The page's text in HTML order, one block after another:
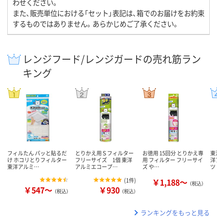
わせください。
また、販売単位における「セット」表記は、箱でのお届けをお約束
するものではありません。あらかじめご了承ください。
レンジフード/レンジガードの売れ筋ラン
キング
フィルたん パッと貼るだ
け ホコリとりフィルター
東洋アルミ…
￥547～ （税込）
とりかえ用Ｓフィルター
フリーサイズ 1個 東洋
アルミエコープ…
(1件)
￥930 （税込）
お徳用 15回分 とりかえ専
用 フィルター フリーサイ
ズ や…
￥1,188～ （税込）
東
洋
ツ
ランキングをもっと見る